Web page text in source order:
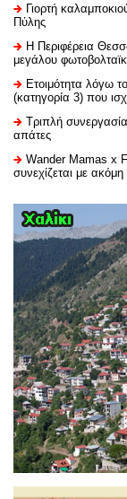
Γιορτή
Πύλης
H Περιφέρεια
μεγάλου
Ετοιμότητα λόγω
(κατηγορία 3) που
Τριπλή
απάτες
Wander Mamas x
συνεχίζεται με